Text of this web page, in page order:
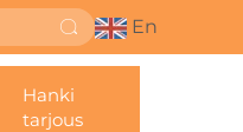
En
Hanki
tarjous